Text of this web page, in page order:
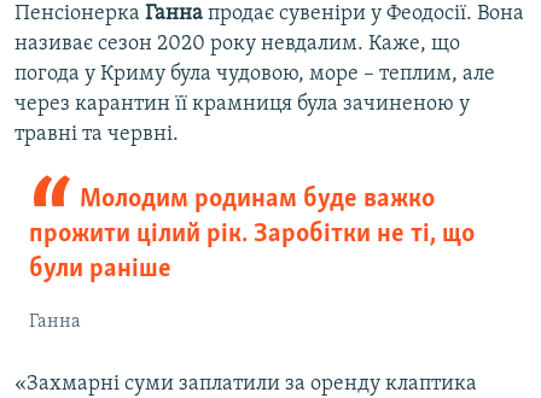
Пенсіонерка Ганна продає сувеніри у Феодосії. Вона
називає сезон 2020 року невдалим. Каже, що
погода у Криму була чудовою, море – теплим, але
через карантин її крамниця була зачиненою у
травні та червні.
Молодим родинам буде важко
прожити цілий рік. Заробітки не ті, що
були раніше
Ганна
«Захмарні суми заплатили за оренду клаптика